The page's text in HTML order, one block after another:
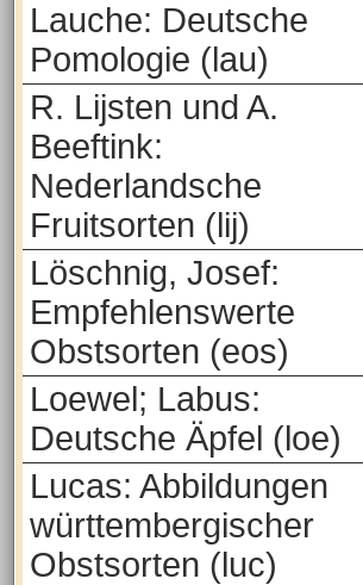
Lauche: Deutsche
Pomologie (lau)
R. Lijsten und A.
Beeftink:
Nederlandsche
Fruitsorten (lij)
Löschnig, Josef:
Empfehlenswerte
Obstsorten (eos)
Loewel; Labus:
Deutsche Äpfel (loe)
Lucas: Abbildungen
württembergischer
Obstsorten (luc)